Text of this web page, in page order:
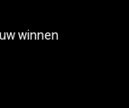
winnen